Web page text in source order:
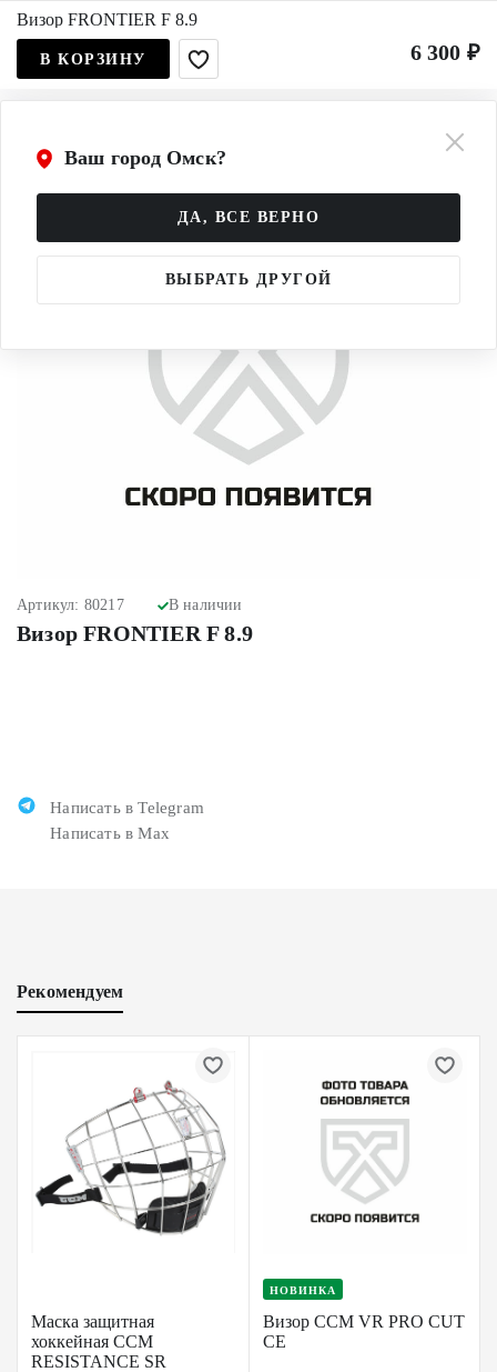
Ваш город Омск?
ДА, ВСЕ ВЕРНО
ВЫБРАТЬ ДРУГОЙ
Артикул: 80217 В наличии
Визор FRONTIER F 8.9
Написать в Telegram
Написать в Max
Рекомендуем
Маска защитная
хоккейная CCM
RESISTANCE SR
НОВИНКА
Визор CCM VR PRO CUT
CE
Визор FRONTIER F 8.9
6 300 ₽
В КОРЗИНУ